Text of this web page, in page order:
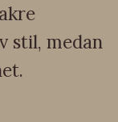
stil, medan